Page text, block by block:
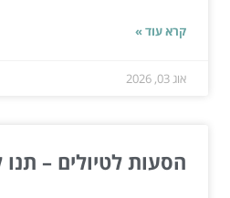
קרא עוד »
אוג 03, 2026
הסעות לטיולים – תנו